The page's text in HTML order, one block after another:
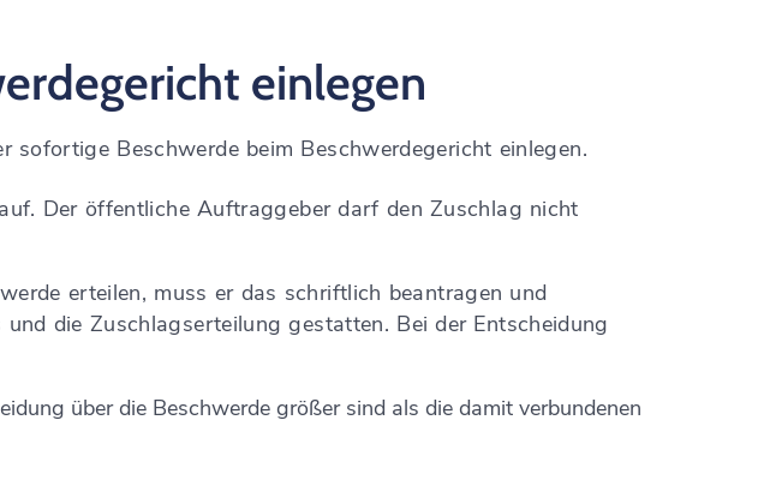
einlegen
sofortige Beschwerde beim Beschwerdegericht einlegen.
Der öffentliche Auftraggeber darf den Zuschlag nicht
erteilen, muss er das schriftlich beantragen und
die Zuschlagserteilung gestatten. Bei der Entscheidung
über die Beschwerde größer sind als die damit verbundenen